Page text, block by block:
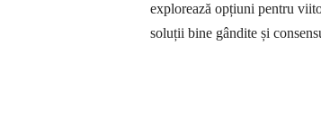
explorează opțiuni pentru
soluții bine gândite și